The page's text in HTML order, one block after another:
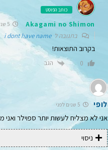
כותב הפוסט
Akagami no Shimon
בתגובה לi dont have name
בקרוב התוצאות!
0 הגב
לופי
אני לא מצליח לעשות יותר ספוילר
ניסוי